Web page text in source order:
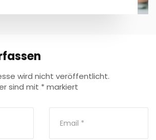
wird nicht veröffentlicht.
sind mit * markiert